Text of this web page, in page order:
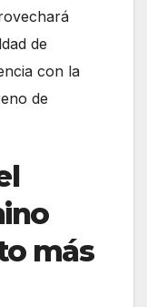
de
con la
de
más